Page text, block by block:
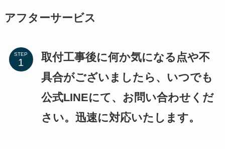
アフターサービス
STEP
取付工事後に何か気になる点や不
具合がございましたら、いつでも
公式LINEにて、お問い合わせくだ
さい。迅速に対応いたします。